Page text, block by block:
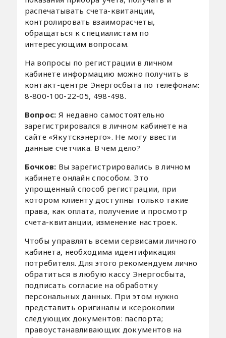
распечатывать счета-квитанции,
контролировать взаиморасчеты,
обращаться к специалистам по
интересующим вопросам.
На вопросы по регистрации в личном
кабинете информацию можно получить в
контакт-центре Энергосбыта по телефонам:
8-800-100-22-05, 498-498.
Вопрос: Я недавно самостоятельно
зарегистрировался в личном кабинете на
сайте «Якутскэнерго». Не могу ввести
данные счетчика. В чем дело?
Бочков: Вы зарегистрировались в личном
кабинете онлайн способом. Это
упрощенный способ регистрации, при
котором клиенту доступны только такие
права, как оплата, получение и просмотр
счета-квитанции, изменение настроек.
Чтобы управлять всеми сервисами личного
кабинета, необходима идентификация
потребителя. Для этого рекомендуем лично
обратиться в любую кассу Энергосбыта,
подписать согласие на обработку
персональных данных. При этом нужно
представить оригиналы и ксерокопии
следующих документов: паспорта;
правоустанавливающих документов на